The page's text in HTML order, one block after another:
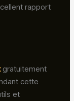
rapport
gratuitement
cette
et